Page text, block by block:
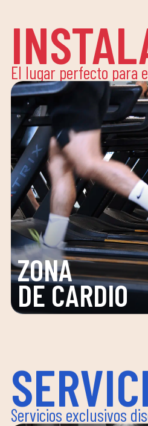
El lugar perfecto para
ZONA
PISCINA
Servicios exclusivos